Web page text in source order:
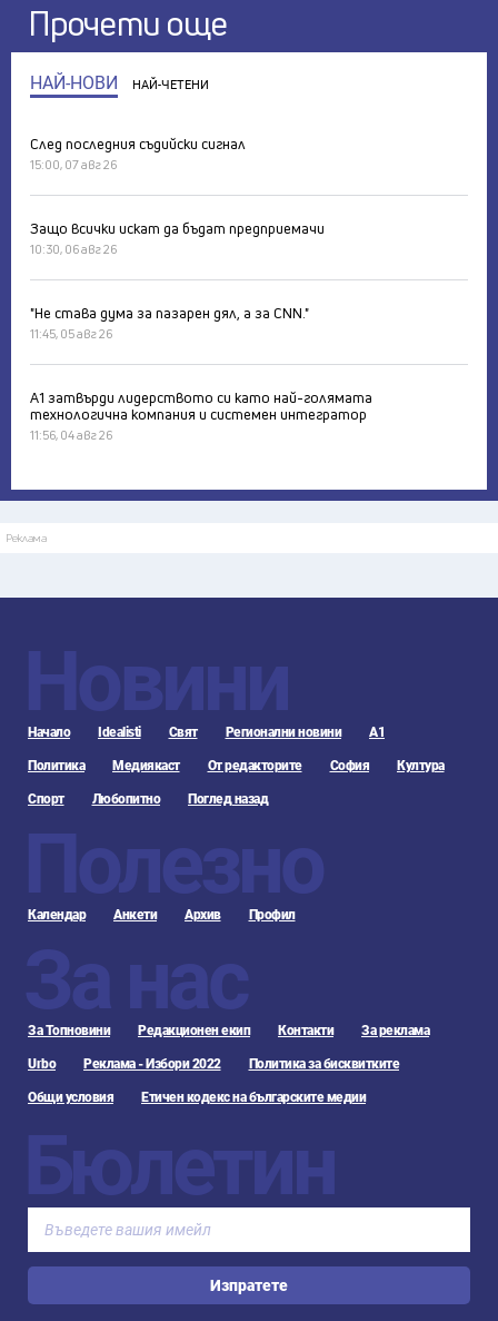
Прочети още
НАЙ-НОВИ НАЙ-ЧЕТЕНИ
След последния съдийски сигнал
15:00, 07 авг 26
Защо всички искат да бъдат предприемачи
10:30, 06 авг 26
"Не става дума за пазарен дял, а за CNN."
11:45, 05 авг 26
А1 затвърди лидерството си като най-голямата
технологична компания и системен интегратор
11:56, 04 авг 26
Реклама
Новини
Начало Idealisti Свят Регионални новини А1
Политика Медиякаст От редакторите София Култура
Спорт Любопитно Поглед назад
Полезно
Календар Анкети Архив Профил
За нас
За Топновини Редакционен екип Контакти За реклама
Urbo Реклама - Избори 2022 Политика за бисквитките
Общи условия Етичен кодекс на българските медии
Бюлетин
Изпратете